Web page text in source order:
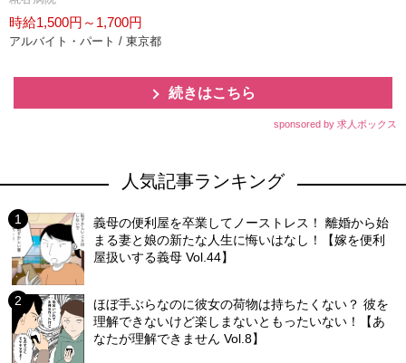
時給1,500円～1,700円
アルバイト・パート / 東京都
続きはこちら
sponsored by 求人ボックス
人気記事ランキング
義母の便利屋を卒業してノーストレス！ 離婚から始
まる妻と娘の新たな人生に悔いはなし！【嫁を便利
屋扱いする義母 Vol.44】
ほぼ手ぶらなのに彼女の荷物は持ちたくない？ 彼を
理解できないけど楽しまないともったいない！【あ
なたが理解できません Vol.8】